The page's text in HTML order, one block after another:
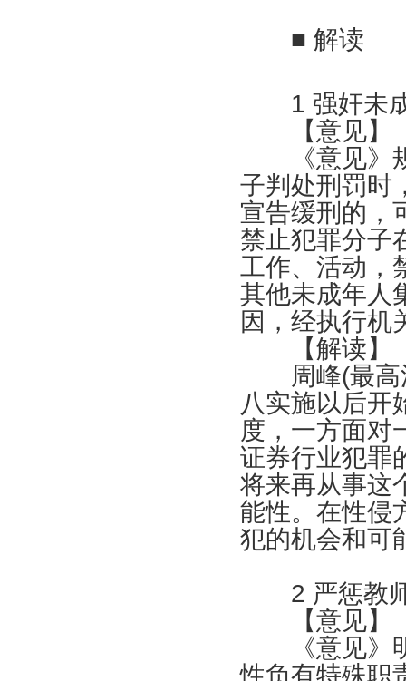
■ 解读
1 强奸未
【意见】
《意见》规
子判处刑罚时
宣告缓刑的，
禁止犯罪分子
工作、活动，
其他未成年人
因，经执行机
【解读】
周峰(最
八实施以后开
度，一方面对
证券行业犯罪
将来再从事这
能性。在性侵
犯的机会和可
2 严惩教
【意见】
《意见》明
性负有特殊职